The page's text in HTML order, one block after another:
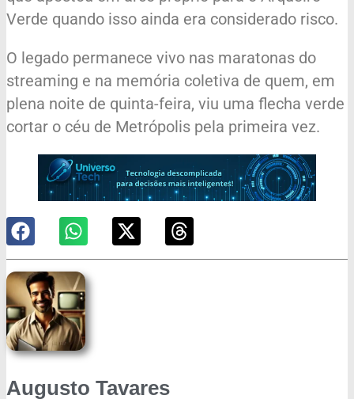
Verde quando isso ainda era considerado risco.
O legado permanece vivo nas maratonas do
streaming e na memória coletiva de quem, em
plena noite de quinta-feira, viu uma flecha verde
cortar o céu de Metrópolis pela primeira vez.
Augusto Tavares